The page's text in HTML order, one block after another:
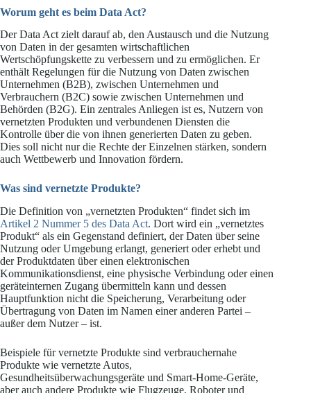
Worum geht es beim Data Act?
Der Data Act zielt darauf ab, den Austausch und die Nutzung
von Daten in der gesamten wirtschaftlichen
Wertschöpfungskette zu verbessern und zu ermöglichen. Er
enthält Regelungen für die Nutzung von Daten zwischen
Unternehmen (B2B), zwischen Unternehmen und
Verbrauchern (B2C) sowie zwischen Unternehmen und
Behörden (B2G). Ein zentrales Anliegen ist es, Nutzern von
vernetzten Produkten und verbundenen Diensten die
Kontrolle über die von ihnen generierten Daten zu geben.
Dies soll nicht nur die Rechte der Einzelnen stärken, sondern
auch Wettbewerb und Innovation fördern.
Was sind vernetzte Produkte?
Die Definition von „vernetzten Produkten“ findet sich im
Artikel 2 Nummer 5 des Data Act. Dort wird ein „vernetztes
Produkt“ als ein Gegenstand definiert, der Daten über seine
Nutzung oder Umgebung erlangt, generiert oder erhebt und
der Produktdaten über einen elektronischen
Kommunikationsdienst, eine physische Verbindung oder einen
geräteinternen Zugang übermitteln kann und dessen
Hauptfunktion nicht die Speicherung, Verarbeitung oder
Übertragung von Daten im Namen einer anderen Partei –
außer dem Nutzer – ist.
Beispiele für vernetzte Produkte sind verbrauchernahe
Produkte wie vernetzte Autos,
Gesundheitsüberwachungsgeräte und Smart-Home-Geräte,
aber auch andere Produkte wie Flugzeuge, Roboter und